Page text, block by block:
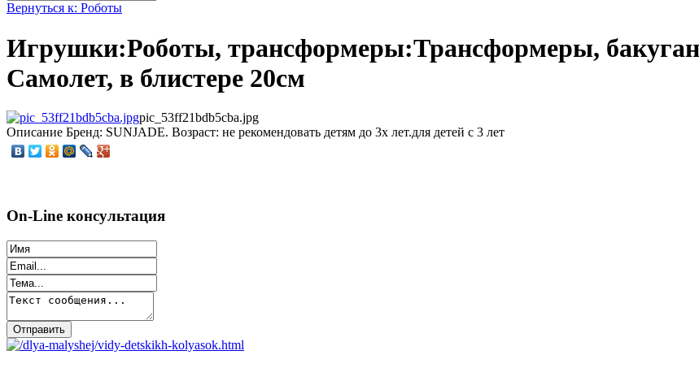
Вернуться к: Роботы
Игрушки:Роботы, трансформеры:Трансформеры,
Самолет, в блистере 20см
pic_53ff21bdb5cba.jpg
Описание Бренд: SUNJADE. Возраст: не рекомендовать детям до 3х лет.для детей с 3 лет
On-Line консультация